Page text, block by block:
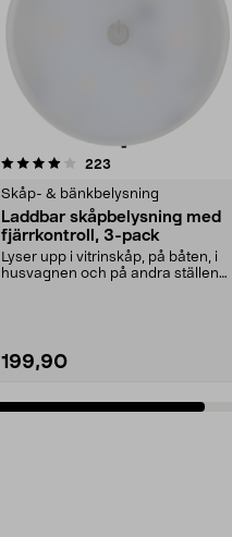
223
Skåp- & bänkbelysning
Laddbar skåpbelysning med
fjärrkontroll, 3-pack
Lyser upp i vitrinskåp, på båten, i
husvagnen och på andra ställen
199,90
3.5 av 5 stjärnor